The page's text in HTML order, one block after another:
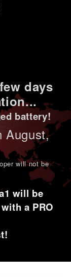
days
battery!
August,
will not be
will be
a PRO